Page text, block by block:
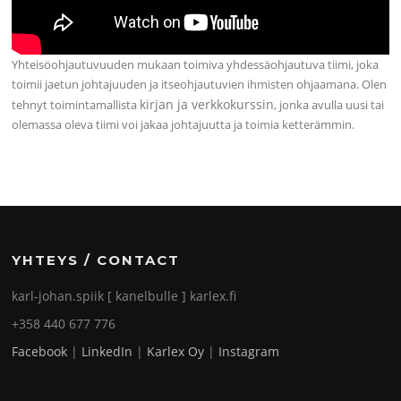
Yhteisöohjautuvuuden mukaan toimiva yhdessäohjautuva tiimi, joka
toimii jaetun johtajuuden ja itseohjautuvien ihmisten ohjaamana. Olen
tehnyt toimintamallista kirjan ja verkkokurssin, jonka avulla uusi tai
olemassa oleva tiimi voi jakaa johtajuutta ja toimia ketterämmin.
YHTEYS / CONTACT
karl-johan.spiik [ kanelbulle ] karlex.fi
+358 440 677 776
Facebook | LinkedIn | Karlex Oy | Instagram